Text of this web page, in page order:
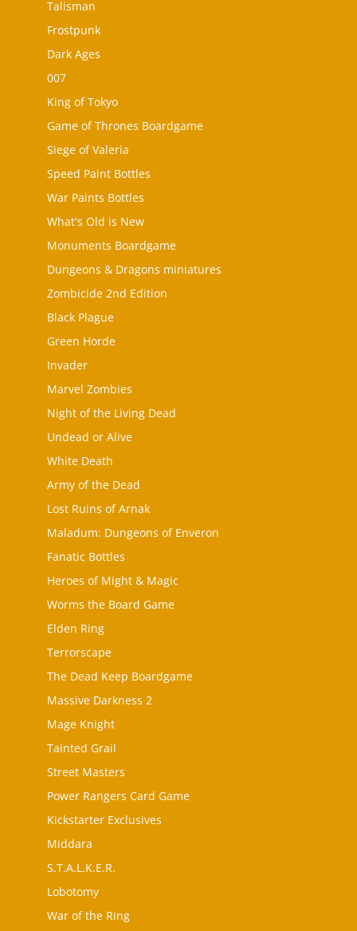
Talisman
Frostpunk
Dark Ages
007
King of Tokyo
Game of Thrones Boardgame
Siege of Valeria
Speed Paint Bottles
War Paints Bottles
What's Old is New
Monuments Boardgame
Dungeons & Dragons miniatures
Zombicide 2nd Edition
Black Plague
Green Horde
Invader
Marvel Zombies
Night of the Living Dead
Undead or Alive
White Death
Army of the Dead
Lost Ruins of Arnak
Maladum: Dungeons of Enveron
Fanatic Bottles
Heroes of Might & Magic
Worms the Board Game
Elden Ring
Terrorscape
The Dead Keep Boardgame
Massive Darkness 2
Mage Knight
Tainted Grail
Street Masters
Power Rangers Card Game
Kickstarter Exclusives
Middara
S.T.A.L.K.E.R.
Lobotomy
War of the Ring